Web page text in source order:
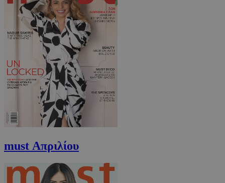
must Απριλίου